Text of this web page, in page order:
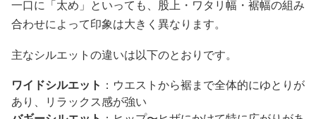
一口に「太め」といっても、股上・ワタリ幅・裾幅の組み
合わせによって印象は大きく異なります。
主なシルエットの違いは以下のとおりです。
ワイドシルエット ：ウエストから裾まで全体的にゆとりが
あり、リラックス感が強い